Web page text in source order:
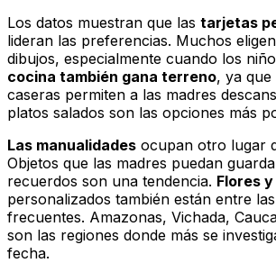
Los datos muestran que las tarjetas
lideran las preferencias. Muchos
dibujos, especialmente cuando los
cocina también gana terreno, ya
caseras permiten a las madres
platos salados son las opciones más
Las manualidades ocupan otro lugar
Objetos que las madres puedan
recuerdos son una tendencia. Flores
personalizados también están entre
frecuentes. Amazonas, Vichada,
son las regiones donde más se
fecha.